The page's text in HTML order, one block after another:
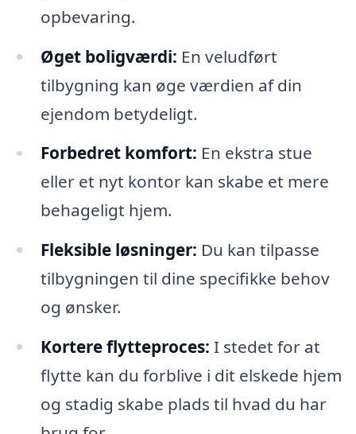
opbevaring.
Øget boligværdi: En veludført
tilbygning kan øge værdien af din
ejendom betydeligt.
Forbedret komfort: En ekstra stue
eller et nyt kontor kan skabe et mere
behageligt hjem.
Fleksible løsninger: Du kan tilpasse
tilbygningen til dine specifikke behov
og ønsker.
Kortere flytteproces: I stedet for at
flytte kan du forblive i dit elskede hjem
og stadig skabe plads til hvad du har